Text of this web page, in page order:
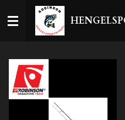
direct
hoofdinhoud